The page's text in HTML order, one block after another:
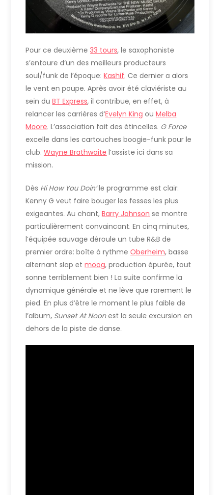
Pour ce deuxième33 tours, le saxophoniste
s’entoure d’un des meilleurs producteurs
soul/funk de l’époque:Kashif. Ce dernier a alors
le vent en poupe. Après avoir été claviériste au
sein duBT Express, il contribue, en effet, à
relancer les carrières d’Evelyn King ouMelba
Moore. L’association fait des étincelles. G Force
excelle dans les cartouches boogie-funk pour le
club.Wayne Brathwaite l’assiste ici dans sa
mission.
Dès Hi How You Doin’le programme est clair:
Kenny G veut faire bouger les fesses les plus
exigeantes. Au chant,Barry Johnson se montre
particulièrement convaincant. En cinq minutes,
l’équipée sauvage déroule un tube R&B de
premier ordre: boîte à rythmeOberheim, basse
alternant slap etmoog, production épurée, tout
sonne terriblement bien ! La suite confirme la
dynamique générale et ne lève que rarement le
pied. En plus d’être le moment le plus faible de
l’album, Sunset At Noonest la seule excursion en
dehors de la piste de danse.